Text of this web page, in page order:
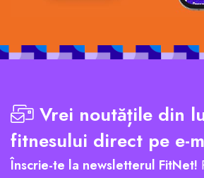
Vrei noutățile din
fitnesului direct pe e-
Înscrie-te la newsletterul FitNet!